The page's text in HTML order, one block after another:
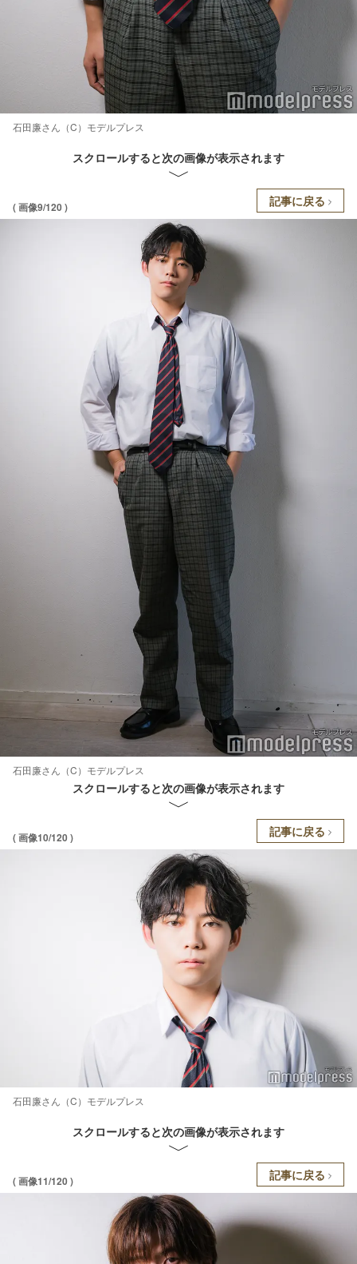
石田廉さん（C）モデルプレス
スクロールすると次の画像が表示されます
( 画像9/120 ) 記事に戻る
石田廉さん（C）モデルプレス
スクロールすると次の画像が表示されます
( 画像10/120 ) 記事に戻る
石田廉さん（C）モデルプレス
スクロールすると次の画像が表示されます
( 画像11/120 ) 記事に戻る